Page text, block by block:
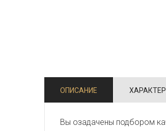
ОПИСАНИЕ
Вы озадачены подбором